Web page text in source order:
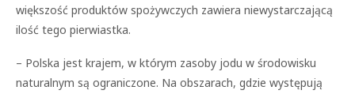
większość produktów spożywczych zawiera niewystarczającą
ilość tego pierwiastka.
– Polska jest krajem, w którym zasoby jodu w środowisku
naturalnym są ograniczone. Na obszarach, gdzie występują